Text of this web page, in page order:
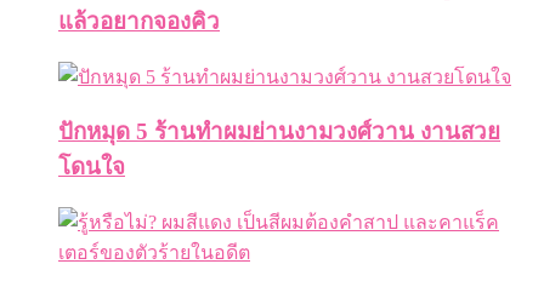
แล้วอยากจองคิว
ปักหมุด 5 ร้านทำผมย่านงามวงศ์วาน งานสวย
โดนใจ